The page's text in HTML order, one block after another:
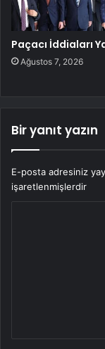
Paçacı İddiaları
Ağustos 7, 2026
Bir yanıt yazın
E-posta adresiniz
işaretlenmişlerdir